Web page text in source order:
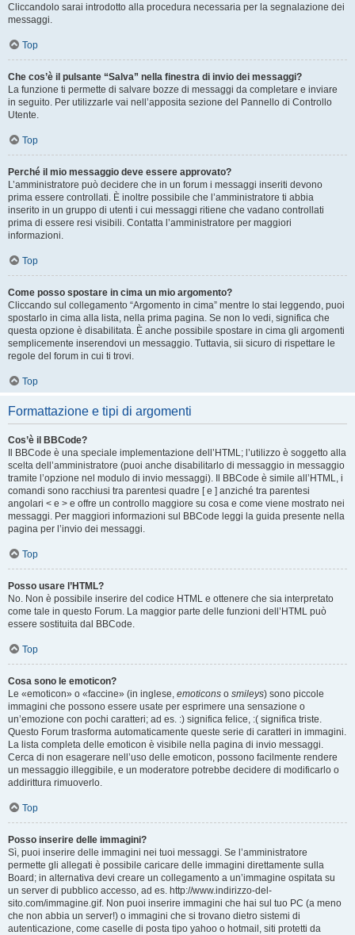
Cliccandolo sarai introdotto alla procedura necessaria per la segnalazione dei
messaggi.
Top
Che cos’è il pulsante “Salva” nella finestra di invio dei messaggi?
La funzione ti permette di salvare bozze di messaggi da completare e inviare
in seguito. Per utilizzarle vai nell’apposita sezione del Pannello di Controllo
Utente.
Top
Perché il mio messaggio deve essere approvato?
L’amministratore può decidere che in un forum i messaggi inseriti devono
prima essere controllati. È inoltre possibile che l’amministratore ti abbia
inserito in un gruppo di utenti i cui messaggi ritiene che vadano controllati
prima di essere resi visibili. Contatta l’amministratore per maggiori
informazioni.
Top
Come posso spostare in cima un mio argomento?
Cliccando sul collegamento “Argomento in cima” mentre lo stai leggendo, puoi
spostarlo in cima alla lista, nella prima pagina. Se non lo vedi, significa che
questa opzione è disabilitata. È anche possibile spostare in cima gli argomenti
semplicemente inserendovi un messaggio. Tuttavia, sii sicuro di rispettare le
regole del forum in cui ti trovi.
Top
Formattazione e tipi di argomenti
Cos’è il BBCode?
Il BBCode è una speciale implementazione dell’HTML; l’utilizzo è soggetto alla
scelta dell’amministratore (puoi anche disabilitarlo di messaggio in messaggio
tramite l’opzione nel modulo di invio messaggi). Il BBCode è simile all’HTML, i
comandi sono racchiusi tra parentesi quadre [ e ] anziché tra parentesi
angolari < e > e offre un controllo maggiore su cosa e come viene mostrato nei
messaggi. Per maggiori informazioni sul BBCode leggi la guida presente nella
pagina per l’invio dei messaggi.
Top
Posso usare l’HTML?
No. Non è possibile inserire del codice HTML e ottenere che sia interpretato
come tale in questo Forum. La maggior parte delle funzioni dell’HTML può
essere sostituita dal BBCode.
Top
Cosa sono le emoticon?
Le «emoticon» o «faccine» (in inglese, emoticons o smileys) sono piccole
immagini che possono essere usate per esprimere una sensazione o
un’emozione con pochi caratteri; ad es. :) significa felice, :( significa triste.
Questo Forum trasforma automaticamente queste serie di caratteri in immagini.
La lista completa delle emoticon è visibile nella pagina di invio messaggi.
Cerca di non esagerare nell’uso delle emoticon, possono facilmente rendere
un messaggio illeggibile, e un moderatore potrebbe decidere di modificarlo o
addirittura rimuoverlo.
Top
Posso inserire delle immagini?
Sì, puoi inserire delle immagini nei tuoi messaggi. Se l’amministratore
permette gli allegati è possibile caricare delle immagini direttamente sulla
Board; in alternativa devi creare un collegamento a un’immagine ospitata su
un server di pubblico accesso, ad es. http://www.indirizzo-del-
sito.com/immagine.gif. Non puoi inserire immagini che hai sul tuo PC (a meno
che non abbia un server!) o immagini che si trovano dietro sistemi di
autenticazione, come caselle di posta tipo yahoo o hotmail, siti protetti da